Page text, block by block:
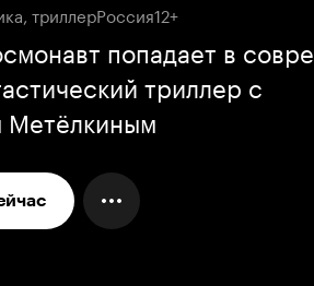
триллерРоссия12+
попадает в
триллер с
Метёлкиным